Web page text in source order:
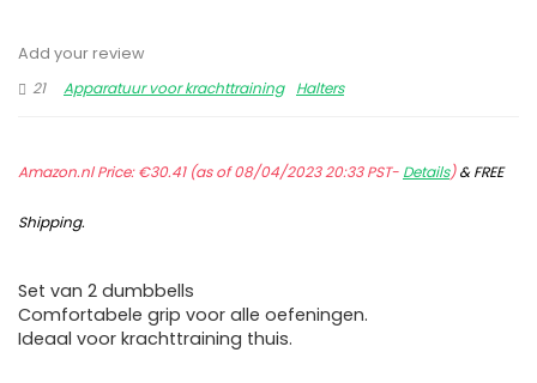
Add your review
21
Apparatuur voor krachttraining Halters
Amazon.nl Price:€30.41(as of 08/04/2023 20:33 PST- Details)&FREE
Shipping.
Set van 2 dumbbells
Comfortabele grip voor alle oefeningen.
Ideaal voor krachttraining thuis.